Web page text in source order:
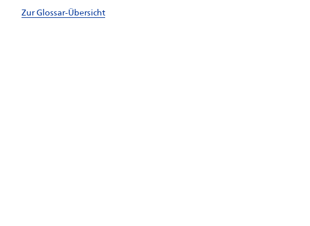
Zur Glossar-Übersicht